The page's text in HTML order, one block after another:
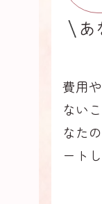
あ
費用
ない
なた
ート